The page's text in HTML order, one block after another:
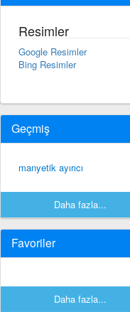
Resimler
Google Resimler
Bing Resimler
Geçmiş
manyetik ayırıcı
Daha fazla...
Favoriler
Daha fazla...